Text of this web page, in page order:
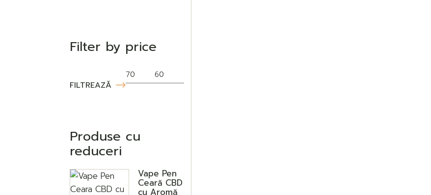
Filter by price
FILTREAZĂ
Produse cu
reduceri
Vape Pen
Ceară CBD
cu Aromă